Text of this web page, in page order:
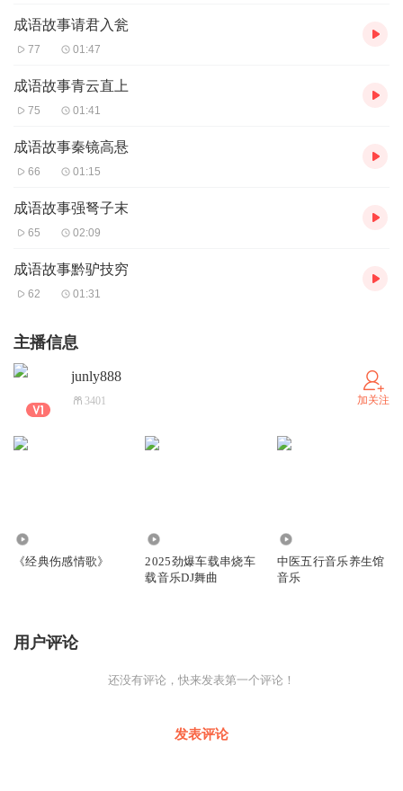
成语故事请君入瓮
77 01:47
成语故事青云直上
75 01:41
成语故事秦镜高悬
66 01:15
成语故事强弩子末
65 02:09
成语故事黔驴技穷
62 01:31
主播信息
junly888
3401 加关注
《经典伤感情歌》
2025劲爆车载串烧车
载音乐DJ舞曲
中医五行音乐养生馆
音乐
用户评论
还没有评论，快来发表第一个评论！
发表评论